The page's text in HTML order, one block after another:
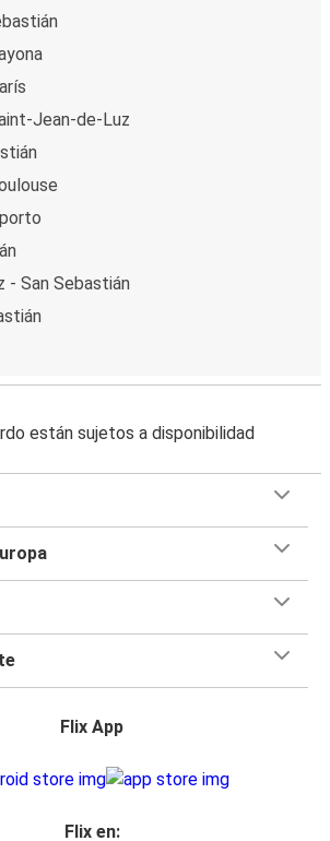
Jean-de-Luz
- San Sebastián
están sujetos a disponibilidad
Flix App
Flix en: